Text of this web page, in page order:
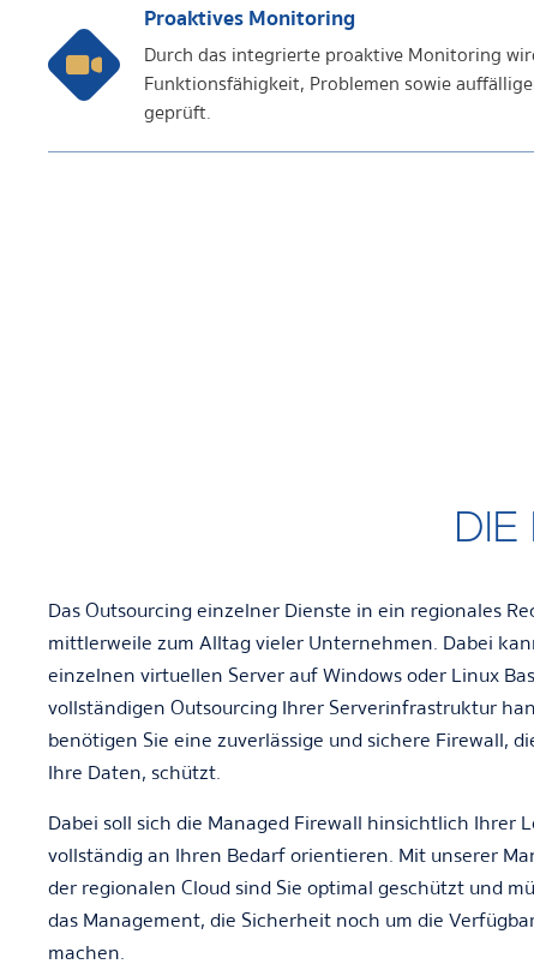
Proaktives Monitoring
Durch das integrierte proaktive Monitoring
Funktionsfähigkeit, Problemen sowie
geprüft.
DIE
Das Outsourcing einzelner Dienste in ein regionales
mittlerweile zum Alltag vieler Unternehmen. Dabei
einzelnen virtuellen Server auf Windows oder Linux
vollständigen Outsourcing Ihrer Serverinfrastruktur
benötigen Sie eine zuverlässige und sichere Firewall,
Ihre Daten, schützt.
Dabei soll sich die Managed Firewall hinsichtlich Ihrer
vollständig an Ihren Bedarf orientieren. Mit unserer
der regionalen Cloudsind Sie optimal geschützt und
das Management, die Sicherheit noch um die
machen.